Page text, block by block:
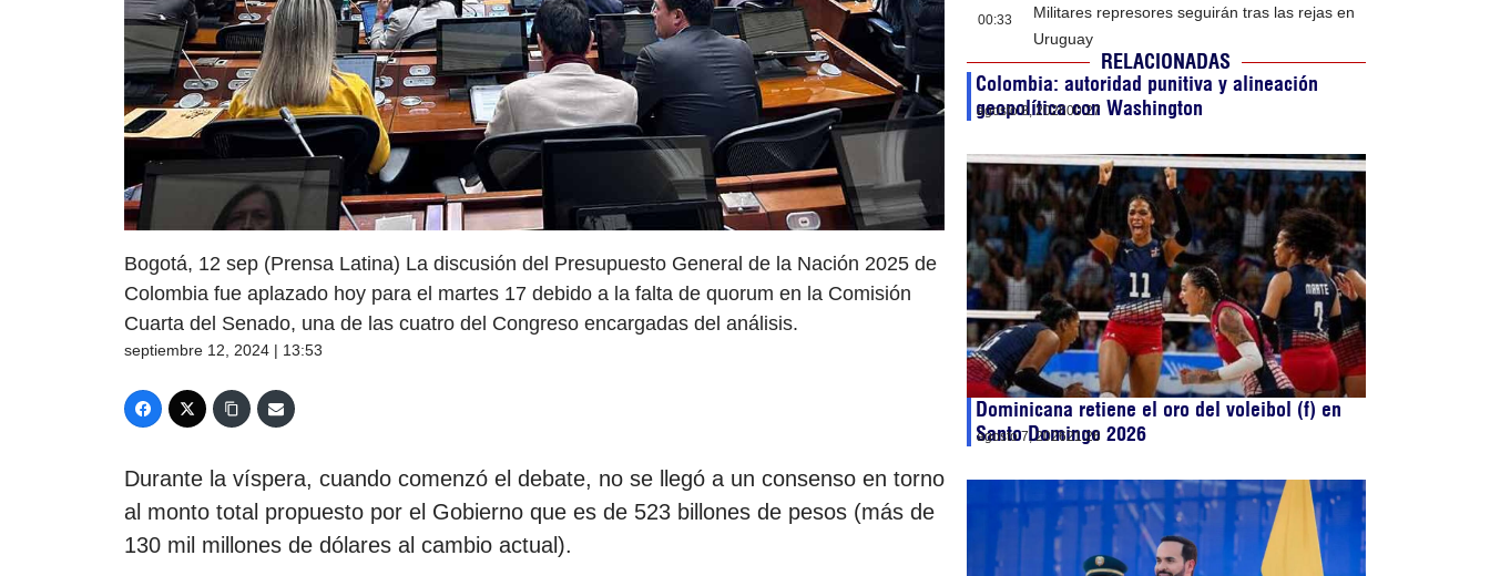
Bogotá, 12 sep (Prensa Latina) La discusión del Presupuesto General de la Nación 2025 de
Colombia fue aplazado hoy para el martes 17 debido a la falta de quorum en la Comisión
Cuarta del Senado, una de las cuatro del Congreso encargadas del análisis.
septiembre 12, 2024 | 13:53
Durante la víspera, cuando comenzó el debate, no se llegó a un consenso en torno
al monto total propuesto por el Gobierno que es de 523 billones de pesos (más de
130 mil millones de dólares al cambio actual).
00:33
Militares represores seguirán tras las rejas en
Uruguay
RELACIONADAS
Colombia: autoridad punitiva y alineación
geopolítica con Washington
agosto 8, 202600:27
Dominicana retiene el oro del voleibol (f) en
Santo Domingo 2026
agosto 7, 202621:26